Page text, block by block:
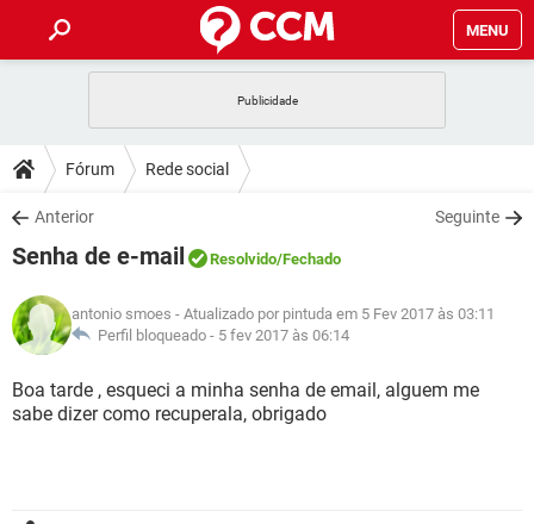
MENU
CELULAR
OUTLOOK
INSTAGRAM GMAIL
GUIA DE COMPRAS
DICAS
JOGOS
INSTAGRAM GMAIL
GUIA DE COMPRAS
DOWNLOADS
JOGOS WHATSAPP
CELULAR
OUTLOOK EXCEL
INSTAGRAM GMAIL
GUIA DE COMPRAS
JOGOS WHATSAPP
CELULAR
OUTLOOK EXCEL
GLOSSÁRIO
WHATSAPP
CELULAR FACEBOOK
Fórum Rede social
Anterior Seguinte
Senha de e-mail Resolvido/Fechado
antonio smoes - Atualizado por pintuda em 5 Fev 2017 às 03:11
Perfil bloqueado - 5 fev 2017 às 06:14
Boa tarde , esqueci a minha senha de email, alguem me
sabe dizer como recuperala, obrigado